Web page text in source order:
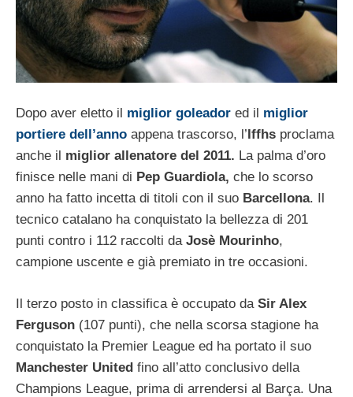
Dopo aver eletto il miglior goleador ed il miglior
portiere dell’anno appena trascorso, l’ Iffhs proclama
anche il miglior allenatore del 2011. La palma d’oro
finisce nelle mani di Pep Guardiola, che lo scorso
anno ha fatto incetta di titoli con il suo Barcellona. Il
tecnico catalano ha conquistato la bellezza di 201
punti contro i 112 raccolti daJosè Mourinho,
campione uscente e già premiato in tre occasioni.
Il terzo posto in classifica è occupato da Sir Alex
Ferguson (107 punti), che nella scorsa stagione ha
conquistato la Premier League ed ha portato il suo
Manchester United fino all’atto conclusivo della
Champions League, prima di arrendersi al Barça. Una